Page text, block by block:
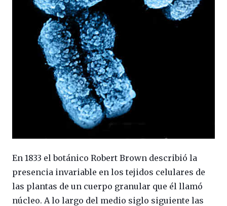
En 1833 el botánico Robert Brown describió la
presencia invariable en los tejidos celulares de
las plantas de un cuerpo granular que él llamó
núcleo. A lo largo del medio siglo siguiente las